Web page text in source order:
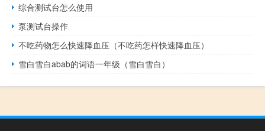
综合测试台怎么使用
泵测试台操作
不吃药物怎么快速降血压（不吃药怎样快速降血压）
雪白雪白abab的词语一年级（雪白雪白）